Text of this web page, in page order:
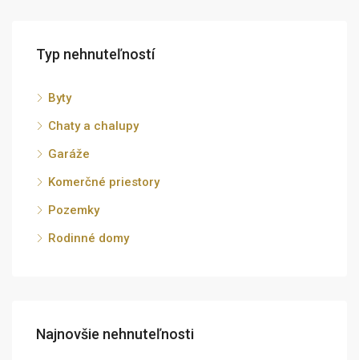
Typ nehnuteľností
Byty
Chaty a chalupy
Garáže
Komerčné priestory
Pozemky
Rodinné domy
Najnovšie nehnuteľnosti